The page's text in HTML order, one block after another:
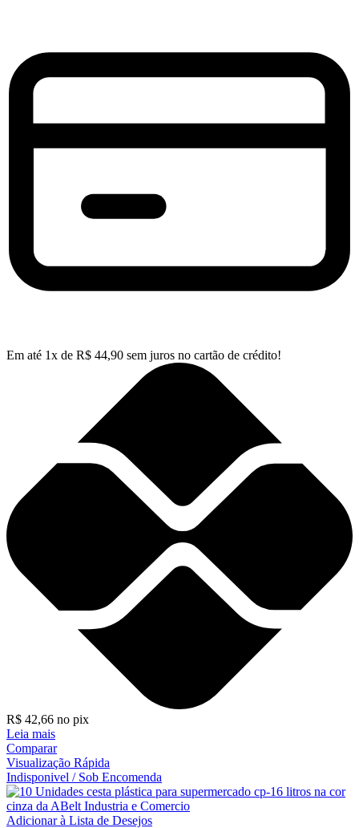
Em até 1x de R$ 44,90 sem juros no cartão de crédito!
R$ 42,66 no pix
Leia mais
Comparar
Visualização Rápida
Indisponivel / Sob Encomenda
Adicionar à Lista de Desejos